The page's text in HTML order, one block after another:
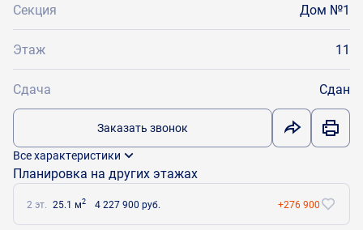
Секция Дом №1
Этаж 11
Сдача Сдан
Заказать звонок
Все характеристики
Планировка на других этажах
2 эт. 25.1 м2 4 227 900 руб. +276 900